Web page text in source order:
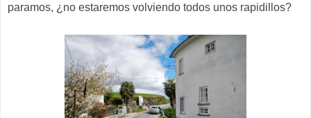
paramos, ¿no estaremos volviendo todos unos rapidillos?